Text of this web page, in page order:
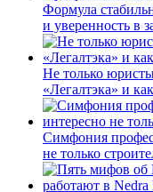
Формула
и уверенность в
Не только
«Легалтэка» и
Симфония
не только